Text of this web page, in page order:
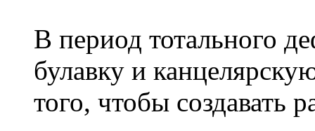
В период тотального
булавку и
того, чтобы создавать